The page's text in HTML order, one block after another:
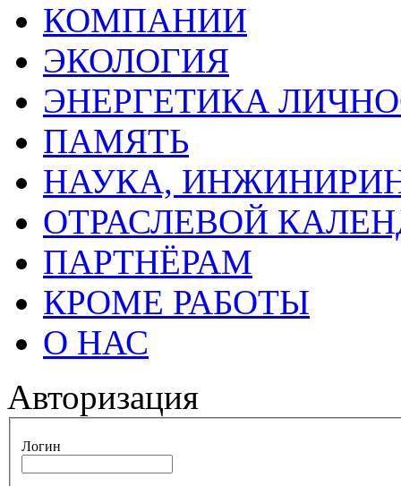
КОМПАНИИ
ЭКОЛОГИЯ
ЭНЕРГЕТИКА
ПАМЯТЬ
НАУКА,
ОТРАСЛЕВОЙ
ПАРТНЁРАМ
КРОМЕ РАБОТЫ
О НАС
Авторизация
Логин